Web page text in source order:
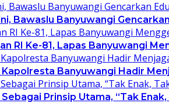
Bawaslu Banyuwangi
RI Ke-81, Lapas Banyuwangi
Kapolresta Banyuwangi Hadir
Prinsip Utama, “Tak